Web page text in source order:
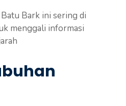
Bark ini sering di
menggali informasi